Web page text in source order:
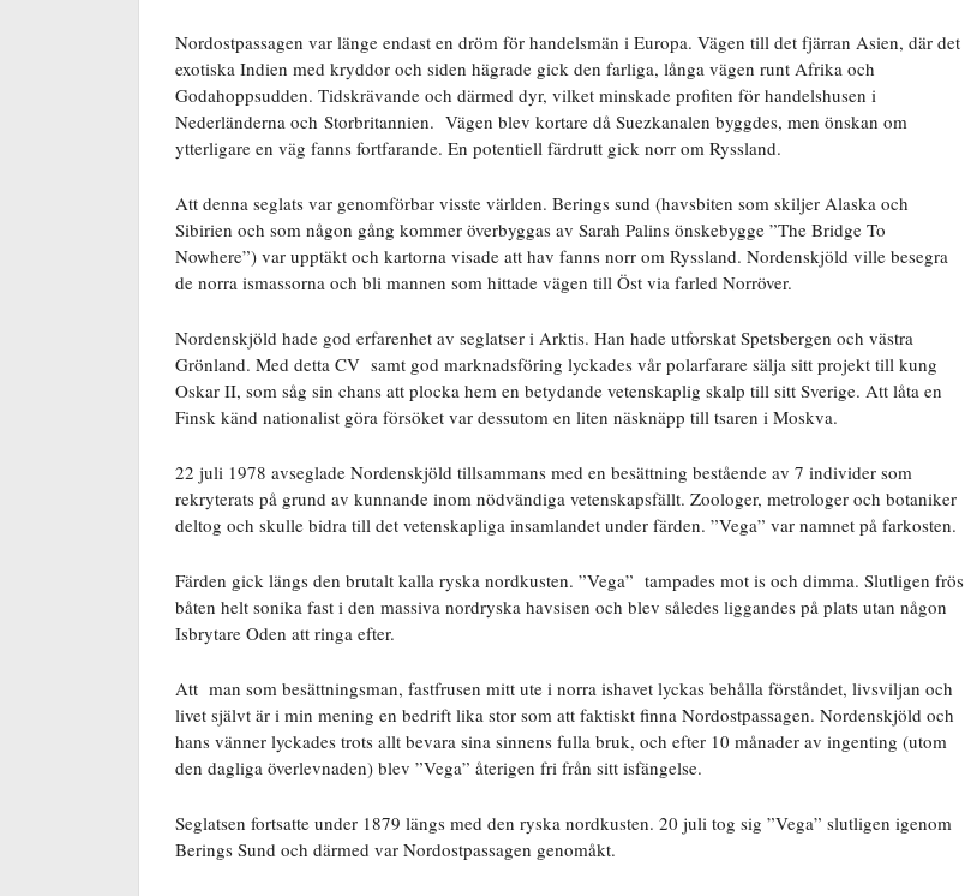
Nordostpassagen var länge endast en dröm för handelsmän i Europa. Vägen till det fjärran Asien, där det
exotiska Indien med kryddor och siden hägrade gick den farliga, långa vägen runt Afrika och
Godahoppsudden. Tidskrävande och därmed dyr, vilket minskade profiten för handelshusen i
Nederländerna och Storbritannien. Vägen blev kortare då Suezkanalen byggdes, men önskan om
ytterligare en väg fanns fortfarande. En potentiell färdrutt gick norr om Ryssland.
Att denna seglats var genomförbar visste världen. Berings sund (havsbiten som skiljer Alaska och
Sibirien och som någon gång kommer överbyggas av Sarah Palins önskebygge ”The Bridge To
Nowhere”) var upptäkt och kartorna visade att hav fanns norr om Ryssland. Nordenskjöld ville besegra
de norra ismassorna och bli mannen som hittade vägen till Öst via farled Norröver.
Nordenskjöld hade god erfarenhet av seglatser i Arktis. Han hade utforskat Spetsbergen och västra
Grönland. Med detta CV samt god marknadsföring lyckades vår polarfarare sälja sitt projekt till kung
Oskar II, som såg sin chans att plocka hem en betydande vetenskaplig skalp till sitt Sverige. Att låta en
Finsk känd nationalist göra försöket var dessutom en liten näsknäpp till tsaren i Moskva.
22 juli 1978 avseglade Nordenskjöld tillsammans med en besättning bestående av 7 individer som
rekryterats på grund av kunnande inom nödvändiga vetenskapsfällt. Zoologer, metrologer och botaniker
deltog och skulle bidra till det vetenskapliga insamlandet under färden. ”Vega” var namnet på farkosten.
Färden gick längs den brutalt kalla ryska nordkusten. ”Vega” tampades mot is och dimma. Slutligen frös
båten helt sonika fast i den massiva nordryska havsisen och blev således liggandes på plats utan någon
Isbrytare Oden att ringa efter.
Att man som besättningsman, fastfrusen mitt ute i norra ishavet lyckas behålla förståndet, livsviljan och
livet självt är i min mening en bedrift lika stor som att faktiskt finna Nordostpassagen. Nordenskjöld och
hans vänner lyckades trots allt bevara sina sinnens fulla bruk, och efter 10 månader av ingenting (utom
den dagliga överlevnaden) blev ”Vega” återigen fri från sitt isfängelse.
Seglatsen fortsatte under 1879 längs med den ryska nordkusten. 20 juli tog sig ”Vega” slutligen igenom
Berings Sund och därmed var Nordostpassagen genomåkt.